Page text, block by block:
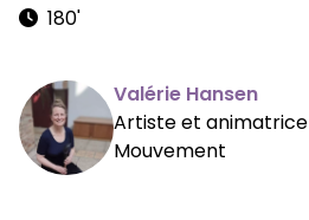
180'
Valérie Hansen
Artiste et
Mouvement